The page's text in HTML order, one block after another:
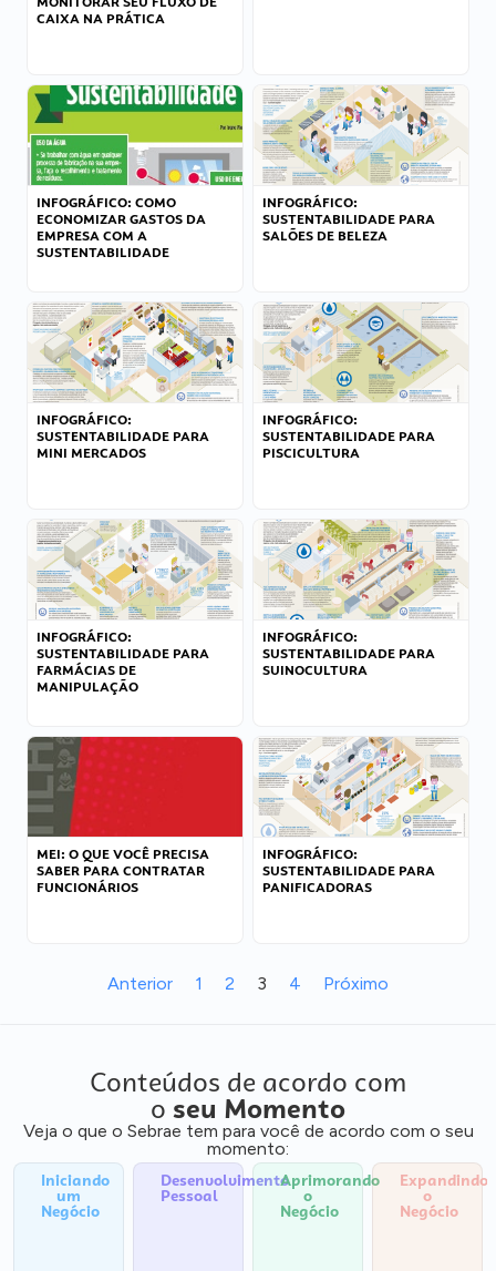
CAIXA NA PRÁTICA
INFOGRÁFICO: COMO
ECONOMIZAR GASTOS DA
EMPRESA COM A
SUSTENTABILIDADE
INFOGRÁFICO:
SUSTENTABILIDADE PARA
SALÕES DE BELEZA
INFOGRÁFICO:
SUSTENTABILIDADE PARA
MINI MERCADOS
INFOGRÁFICO:
SUSTENTABILIDADE PARA
PISCICULTURA
INFOGRÁFICO:
SUSTENTABILIDADE PARA
FARMÁCIAS DE
MANIPULAÇÃO
INFOGRÁFICO:
SUSTENTABILIDADE PARA
SUINOCULTURA
MEI: O QUE VOCÊ PRECISA
SABER PARA CONTRATAR
FUNCIONÁRIOS
INFOGRÁFICO:
SUSTENTABILIDADE PARA
PANIFICADORAS
Anterior 1 2 3 4 Próximo
Conteúdos de acordo com
o seu Momento
Veja o que o Sebrae tem para você de acordo com o seu
momento:
Iniciando
um
Negócio
Desenvolvimento
Pessoal
Aprimorando
o
Negócio
Expandindo
o
Negócio